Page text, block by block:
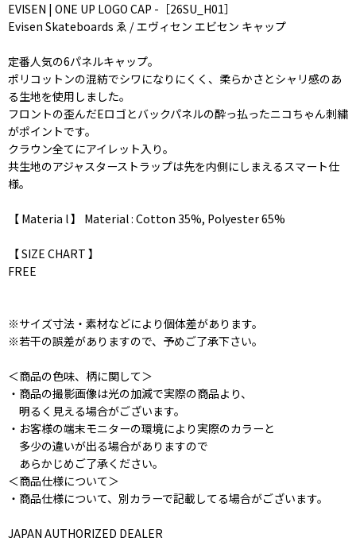
EVISEN | ONE UP LOGO CAP -［26SU_H01］
Evisen Skateboards ゑ / エヴィセン エビセン キャップ
定番人気の6パネルキャップ。
ポリコットンの混紡でシワになりにくく、柔らかさとシャリ感のあ
る生地を使用しました。
フロントの歪んだEロゴとバックパネルの酔っ払ったニコちゃん刺繍
がポイントです。
クラウン全てにアイレット入り。
共生地のアジャスターストラップは先を内側にしまえるスマート仕
様。
【 Materia l 】 Material : Cotton 35%, Polyester 65%
【 SIZE CHART 】
FREE
※サイズ寸法・素材などにより個体差があります。
※若干の誤差がありますので、予めご了承下さい。
＜商品の色味、柄に関して＞
・商品の撮影画像は光の加減で実際の商品より、
明るく見える場合がございます。
・お客様の端末モニターの環境により実際のカラーと
多少の違いが出る場合がありますので
あらかじめご了承ください。
＜商品仕様について＞
・商品仕様について、別カラーで記載してる場合がございます。
JAPAN AUTHORIZED DEALER